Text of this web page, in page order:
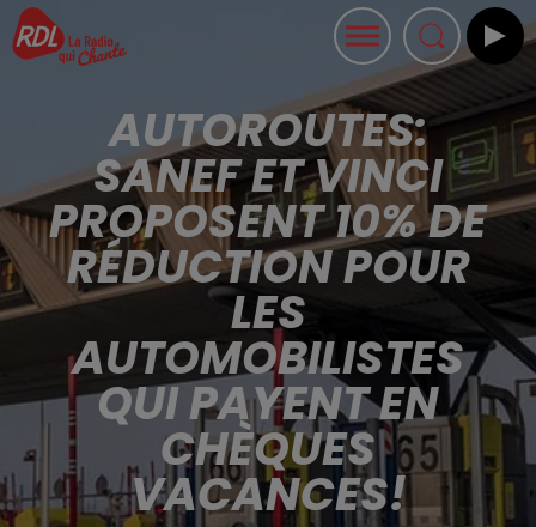
AUTOROUTES:
SANEF ET VINCI
PROPOSENT 10% DE
RÉDUCTION POUR
LES
AUTOMOBILISTES
QUI PAYENT EN
CHÈQUES
VACANCES!